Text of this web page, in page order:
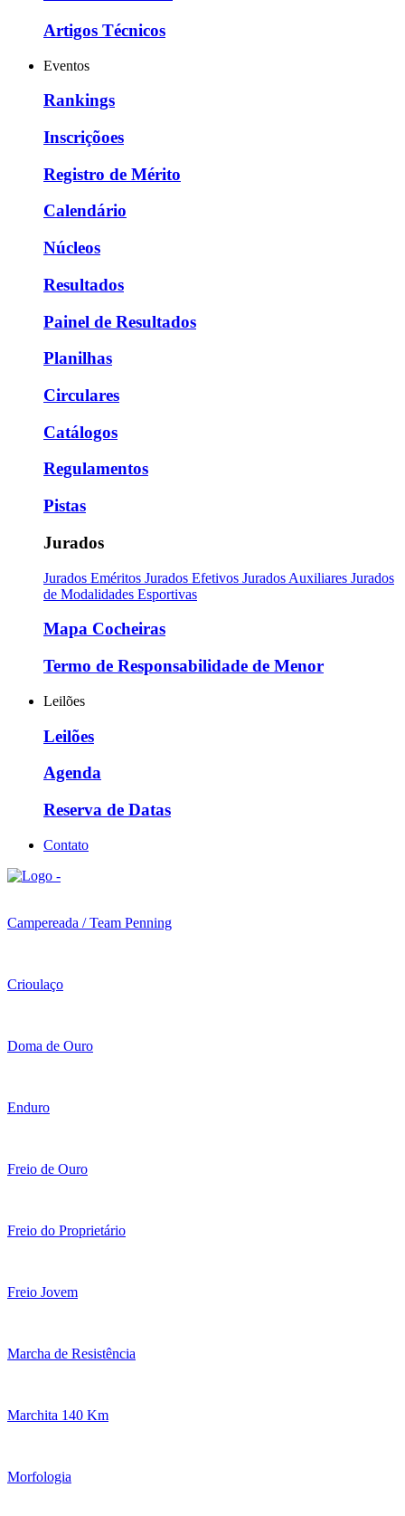
Artigos Técnicos
Eventos
Rankings
Inscriçõoes
Registro de Mérito
Calendário
Núcleos
Resultados
Painel de Resultados
Planilhas
Circulares
Catálogos
Regulamentos
Pistas
Jurados
Jurados Eméritos Jurados Efetivos Jurados Auxiliares Jurados
de Modalidades Esportivas
Mapa Cocheiras
Termo de Responsabilidade de Menor
Leilões
Leilões
Agenda
Reserva de Datas
Contato
Campereada / Team Penning
Crioulaço
Doma de Ouro
Enduro
Freio de Ouro
Freio do Proprietário
Freio Jovem
Marcha de Resistência
Marchita 140 Km
Morfologia